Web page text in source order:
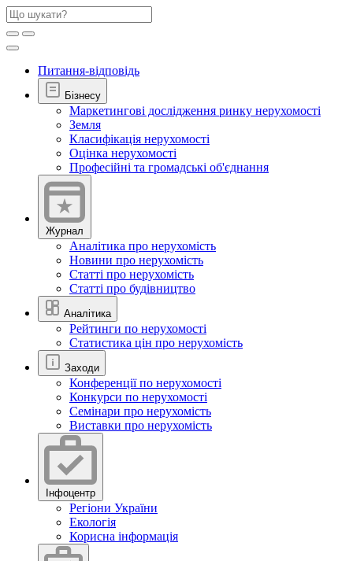
Питання-відповідь
Бізнесу
Маркетингові дослідження ринку нерухомості
Земля
Класифікація нерухомості
Оцінка нерухомості
Професійні та громадські об'єднання
Журнал
Аналітика про нерухомість
Новини про нерухомість
Статті про нерухомість
Статті про будівництво
Аналітика
Рейтинги по нерухомості
Статистика цін про нерухомість
Заходи
Конференції по нерухомості
Конкурси по нерухомості
Семінари про нерухомість
Виставки про нерухомість
Інфоцентр
Регіони України
Екологія
Корисна інформація